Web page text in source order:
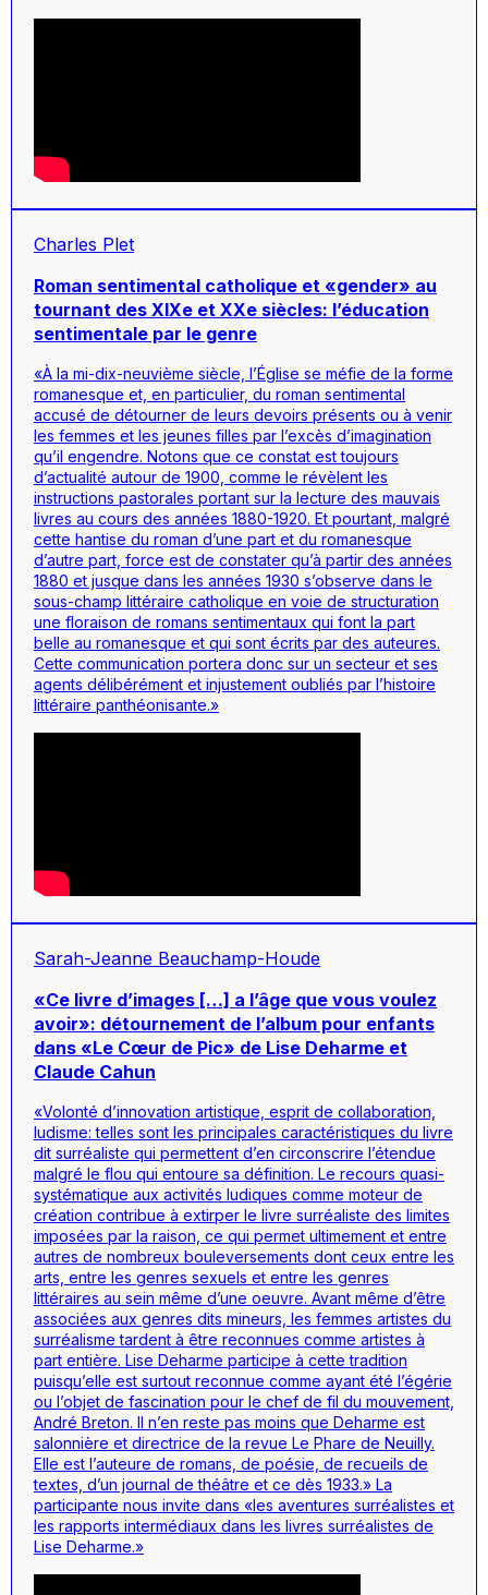
Charles Plet
Roman sentimental catholique et «gender» au
tournant des XIXe et XXe siècles: l’éducation
sentimentale par le genre
«À la mi-dix-neuvième siècle, l’Église se méfie de la forme
romanesque et, en particulier, du roman sentimental
accusé de détourner de leurs devoirs présents ou à venir
les femmes et les jeunes filles par l’excès d’imagination
qu’il engendre. Notons que ce constat est toujours
d’actualité autour de 1900, comme le révèlent les
instructions pastorales portant sur la lecture des mauvais
livres au cours des années 1880-1920. Et pourtant, malgré
cette hantise du roman d’une part et du romanesque
d’autre part, force est de constater qu’à partir des années
1880 et jusque dans les années 1930 s’observe dans le
sous-champ littéraire catholique en voie de structuration
une floraison de romans sentimentaux qui font la part
belle au romanesque et qui sont écrits par des auteures.
Cette communication portera donc sur un secteur et ses
agents délibérément et injustement oubliés par l’histoire
littéraire panthéonisante.»
Sarah-Jeanne Beauchamp-Houde
«Ce livre d’images […] a l’âge que vous voulez
avoir»: détournement de l’album pour enfants
dans «Le Cœur de Pic» de Lise Deharme et
Claude Cahun
«Volonté d’innovation artistique, esprit de collaboration,
ludisme: telles sont les principales caractéristiques du livre
dit surréaliste qui permettent d’en circonscrire l’étendue
malgré le flou qui entoure sa définition. Le recours quasi-
systématique aux activités ludiques comme moteur de
création contribue à extirper le livre surréaliste des limites
imposées par la raison, ce qui permet ultimement et entre
autres de nombreux bouleversements dont ceux entre les
arts, entre les genres sexuels et entre les genres
littéraires au sein même d’une oeuvre. Avant même d’être
associées aux genres dits mineurs, les femmes artistes du
surréalisme tardent à être reconnues comme artistes à
part entière. Lise Deharme participe à cette tradition
puisqu’elle est surtout reconnue comme ayant été l’égérie
ou l’objet de fascination pour le chef de fil du mouvement,
André Breton. Il n’en reste pas moins que Deharme est
salonnière et directrice de la revue Le Phare de Neuilly.
Elle est l’auteure de romans, de poésie, de recueils de
textes, d’un journal de théâtre et ce dès 1933.» La
participante nous invite dans «les aventures surréalistes et
les rapports intermédiaux dans les livres surréalistes de
Lise Deharme.»